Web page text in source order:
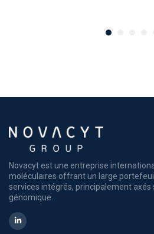
Novacyt est une entreprise
moléculaires offrant un large
services intégrés, principalement axés
génomique.